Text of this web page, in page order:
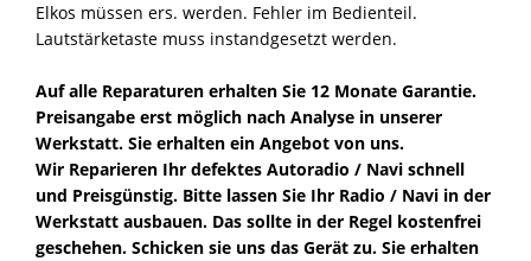
Elkos müssen ers. werden. Fehler im Bedienteil.
Lautstärketaste muss instandgesetzt werden.
Auf alle Reparaturen erhalten Sie 12 Monate Garantie.
Preisangabe erst möglich nach Analyse in unserer
Werkstatt. Sie erhalten ein Angebot von uns.
Wir Reparieren Ihr defektes Autoradio / Navi schnell
und Preisgünstig. Bitte lassen Sie Ihr Radio / Navi in der
Werkstatt ausbauen. Das sollte in der Regel kostenfrei
geschehen. Schicken sie uns das Gerät zu. Sie erhalten